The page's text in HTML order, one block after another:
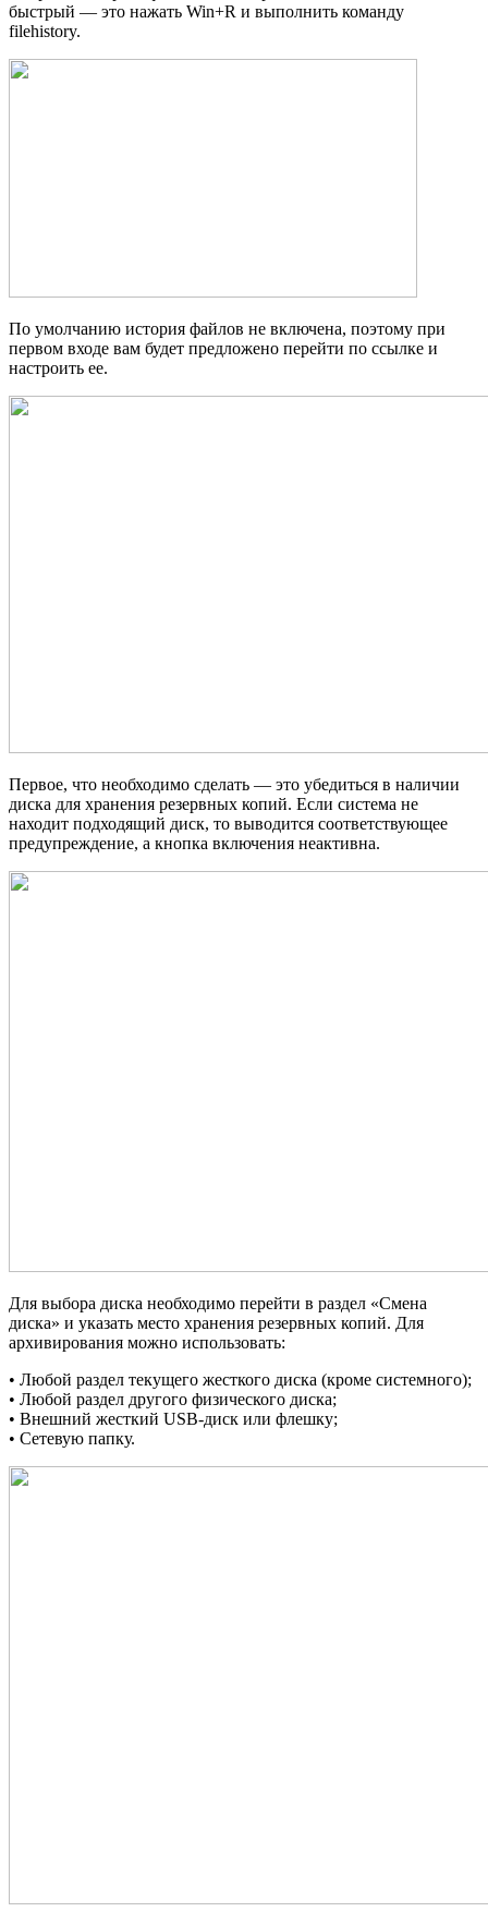
быстрый — это нажать Win+R и выполнить команду
filehistory.
По умолчанию история файлов не включена, поэтому при
первом входе вам будет предложено перейти по ссылке и
настроить ее.
Первое, что необходимо сделать — это убедиться в наличии
диска для хранения резервных копий. Если система не
находит подходящий диск, то выводится соответствующее
предупреждение, а кнопка включения неактивна.
Для выбора диска необходимо перейти в раздел «Смена
диска» и указать место хранения резервных копий. Для
архивирования можно использовать:
• Любой раздел текущего жесткого диска (кроме системного);
• Любой раздел другого физического диска;
• Внешний жесткий USB-диск или флешку;
• Сетевую папку.